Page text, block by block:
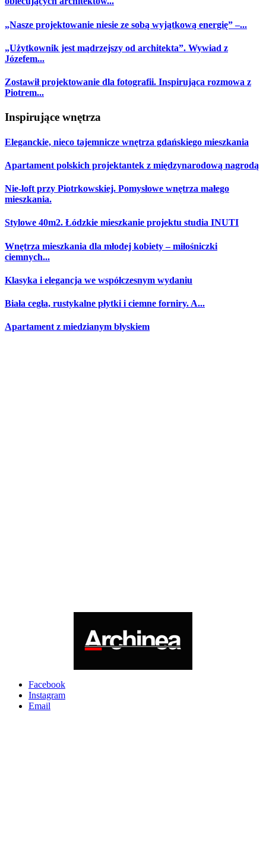
„Nasze projektowanie niesie ze sobą wyjątkową energię” –...
„Użytkownik jest mądrzejszy od architekta”. Wywiad z
Józefem...
Zostawił projektowanie dla fotografii. Inspirująca rozmowa z
Piotrem...
Inspirujące wnętrza
Eleganckie, nieco tajemnicze wnętrza gdańskiego mieszkania
Apartament polskich projektantek z międzynarodową nagrodą
Nie-loft przy Piotrkowskiej. Pomysłowe wnętrza małego
mieszkania.
Stylowe 40m2. Łódzkie mieszkanie projektu studia INUTI
Wnętrza mieszkania dla młodej kobiety – miłośniczki
ciemnych...
Klasyka i elegancja we współczesnym wydaniu
Biała cegła, rustykalne płytki i ciemne forniry. A...
Apartament z miedzianym błyskiem
Facebook
Instagram
Email